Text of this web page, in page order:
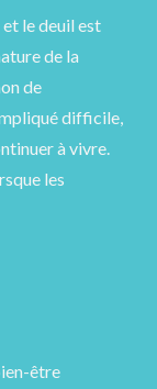
le deuil est
de la
de
difficile,
à vivre.
les
être